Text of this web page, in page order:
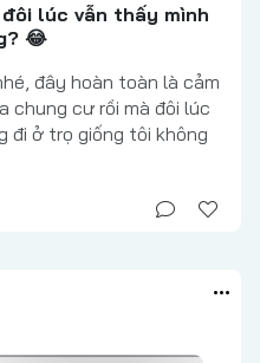
lúc vẫn thấy mình
😂
đây hoàn toàn là cảm
chung cư rồi mà đôi lúc
đi ở trọ giống tôi không